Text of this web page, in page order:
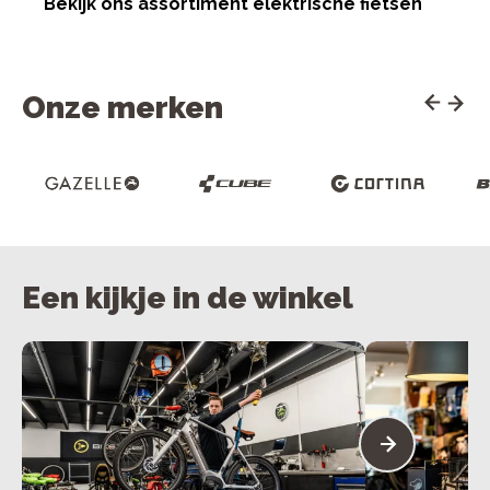
Bekijk ons assortiment elektrische fietsen
Onze merken
Een kijkje in de winkel